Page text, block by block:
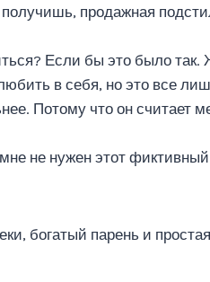
продажная
Если бы это было так.
в себя, но это все
Потому что он считает
не нужен этот
богатый парень и